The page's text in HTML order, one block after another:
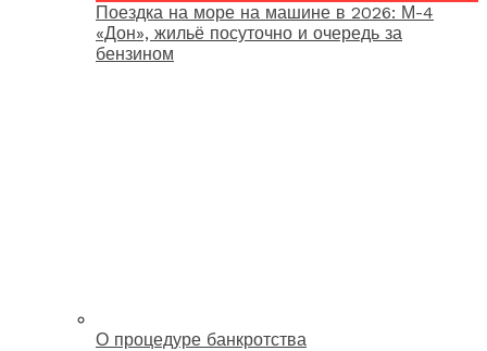
Поездка на море на машине в 2026: М-4
«Дон», жильё посуточно и очередь за
бензином
О процедуре банкротства